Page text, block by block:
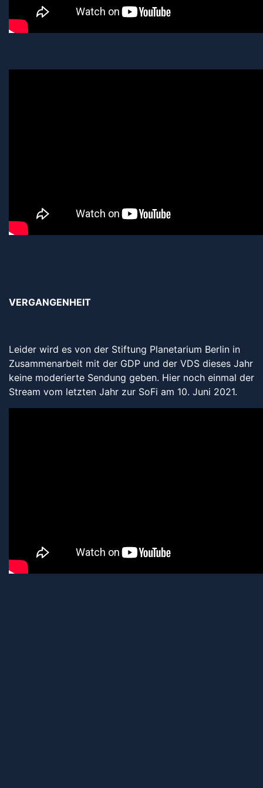
VERGANGENHEIT
Leider wird es von der Stiftung Planetarium Berlin in
Zusammenarbeit mit der GDP und der VDS dieses Jahr
keine moderierte Sendung geben. Hier noch einmal der
Stream vom letzten Jahr zur SoFi am 10. Juni 2021.